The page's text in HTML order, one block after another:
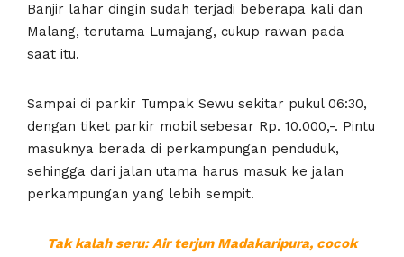
Banjir lahar dingin sudah terjadi beberapa kali dan
Malang, terutama Lumajang, cukup rawan pada
saat itu.
Sampai di parkir Tumpak Sewu sekitar pukul 06:30,
dengan tiket parkir mobil sebesar Rp. 10.000,-. Pintu
masuknya berada di perkampungan penduduk,
sehingga dari jalan utama harus masuk ke jalan
perkampungan yang lebih sempit.
Tak kalah seru: Air terjun Madakaripura, cocok